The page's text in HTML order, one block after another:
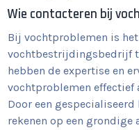
Wie contacteren bij
Bij vochtproblemen is
vochtbestrijdingsbedrijf
hebben de expertise en
vochtproblemen effectief
Door een
rekenen op een grondige